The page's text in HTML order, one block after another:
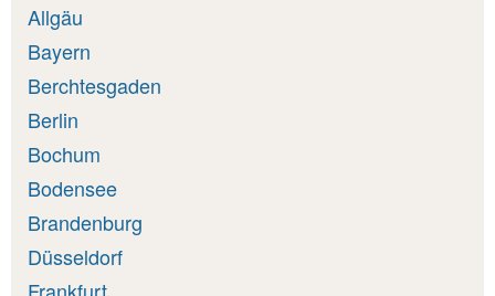
Allgäu
Bayern
Berchtesgaden
Berlin
Bochum
Bodensee
Brandenburg
Düsseldorf
Frankfurt